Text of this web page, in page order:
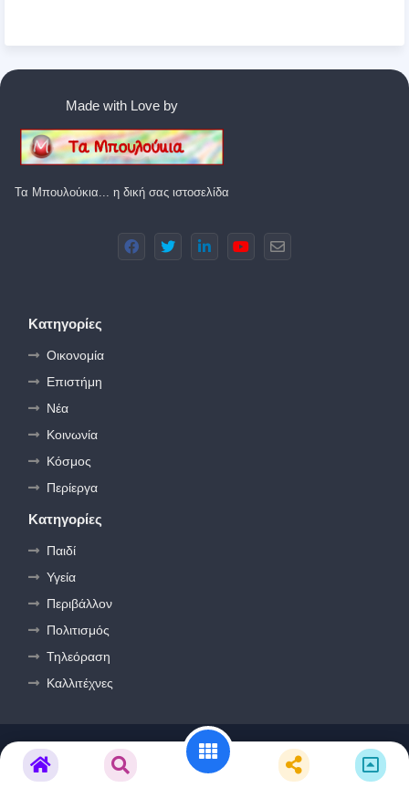
Made with Love by
Τα Μπουλούκια... η δική σας ιστοσελίδα
Κατηγορίες
Οικονομία
Επιστήμη
Νέα
Κοινωνία
Κόσμος
Περίεργα
Κατηγορίες
Παιδί
Υγεία
Περιβάλλον
Πολιτισμός
Τηλεόραση
Καλλιτέχνες
Design by -Free Blogger Templates | Distributed by -
BloggerTemplate.org